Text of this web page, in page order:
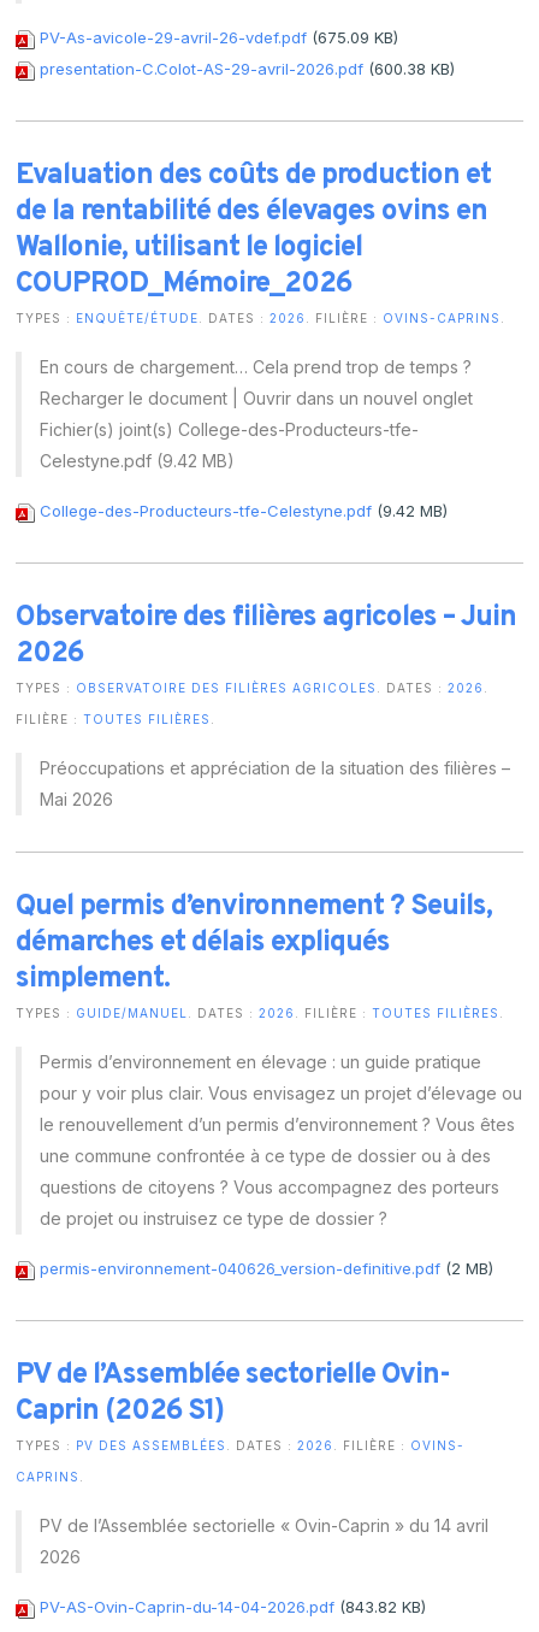
PV-As-avicole-29-avril-26-vdef.pdf (675.09 KB)
presentation-C.Colot-AS-29-avril-2026.pdf (600.38 KB)
Evaluation des coûts de production et
de la rentabilité des élevages ovins en
Wallonie, utilisant le logiciel
COUPROD_Mémoire_2026
TYPES : ENQUÊTE/ÉTUDE . DATES :2026 . FILIÈRE : OVINS-CAPRINS
En cours de chargement… Cela prend trop de temps ?
Recharger le document | Ouvrir dans un nouvel onglet
Fichier(s) joint(s) College-des-Producteurs-tfe-
Celestyne.pdf (9.42 MB)
College-des-Producteurs-tfe-Celestyne.pdf (9.42 MB)
Observatoire des filières agricoles – Juin
2026
TYPES : OBSERVATOIRE DES FILIÈRES AGRICOLES . DATES :2026
FILIÈRE :TOUTES FILIÈRES
Préoccupations et appréciation de la situation des filières –
Mai 2026
Quel permis d’environnement ? Seuils,
démarches et délais expliqués
simplement.
TYPES : GUIDE/MANUEL . DATES :2026 . FILIÈRE :TOUTES FILIÈRES
Permis d’environnement en élevage : un guide pratique
pour y voir plus clair. Vous envisagez un projet d’élevage ou
le renouvellement d’un permis d’environnement ? Vous êtes
une commune confrontée à ce type de dossier ou à des
questions de citoyens ? Vous accompagnez des porteurs
de projet ou instruisez ce type de dossier ?
permis-environnement-040626_version-definitive.pdf (2 MB)
PV de l’Assemblée sectorielle Ovin-
Caprin (2026 S1)
TYPES : PV DES ASSEMBLÉES . DATES :2026 . FILIÈRE : OVINS-
CAPRINS
PV de l’Assemblée sectorielle « Ovin-Caprin » du 14 avril
2026
PV-AS-Ovin-Caprin-du-14-04-2026.pdf (843.82 KB)